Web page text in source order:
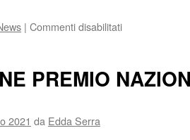
| Commenti disabilitatisu
NAZIONALE
PREMIO
2021 da Edda Serra